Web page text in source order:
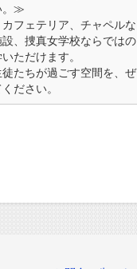
。≫
フェテリア、チャペルな
、捜真女学校ならではの
ただけます。
たちが過ごす空間を、ぜ
ださい。